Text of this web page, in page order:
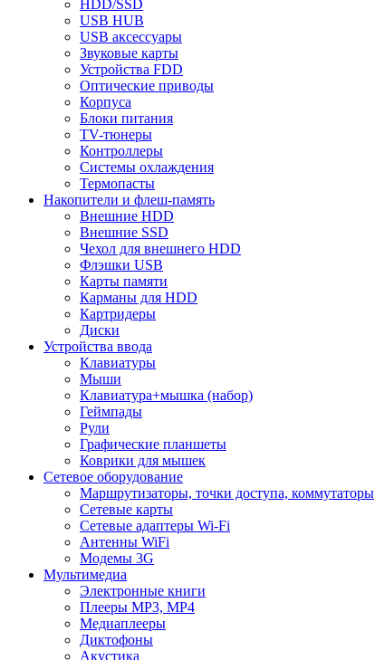
HDD/SSD
USB HUB
USB аксессуары
Звуковые карты
Устройства FDD
Оптические приводы
Корпуса
Блоки питания
TV-тюнеры
Контроллеры
Системы охлаждения
Термопасты
Накопители и флеш-память
Внешние HDD
Внешние SSD
Чехол для внешнего HDD
Флэшки USB
Карты памяти
Карманы для HDD
Картридеры
Диски
Устройства ввода
Клавиатуры
Мыши
Клавиатура+мышка (набор)
Геймпады
Рули
Графические планшеты
Коврики для мышек
Сетевое оборудование
Маршрутизаторы, точки доступа, коммутаторы
Сетевые карты
Сетевые адаптеры Wi-Fi
Антенны WiFi
Модемы 3G
Мультимедиа
Электронные книги
Плееры MP3, MP4
Медиаплееры
Диктофоны
Акустика